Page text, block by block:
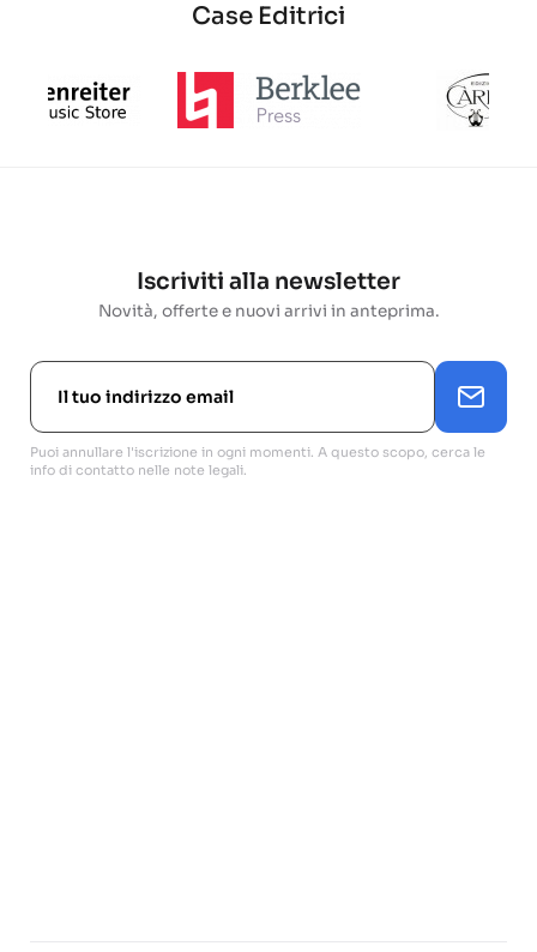
Case Editrici
Iscriviti alla newsletter
Novità, offerte e nuovi arrivi in anteprima.
Puoi annullare l'iscrizione in ogni momenti. A questo scopo, cerca le
info di contatto nelle note legali.